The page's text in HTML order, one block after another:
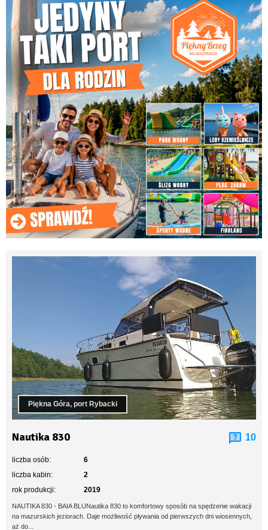
Piękna Góra, port Rybacki
Nautika 830 10
liczba osób:
6
liczba kabin:
2
rok produkcji:
2019
NAUTIKA 830 - BAIA BLUNautika 830 to komfortowy sposób na spędzenie wakacji
na mazurskich jeziorach. Daje możliwość pływania od pierwszych dni wiosennych,
aż do...